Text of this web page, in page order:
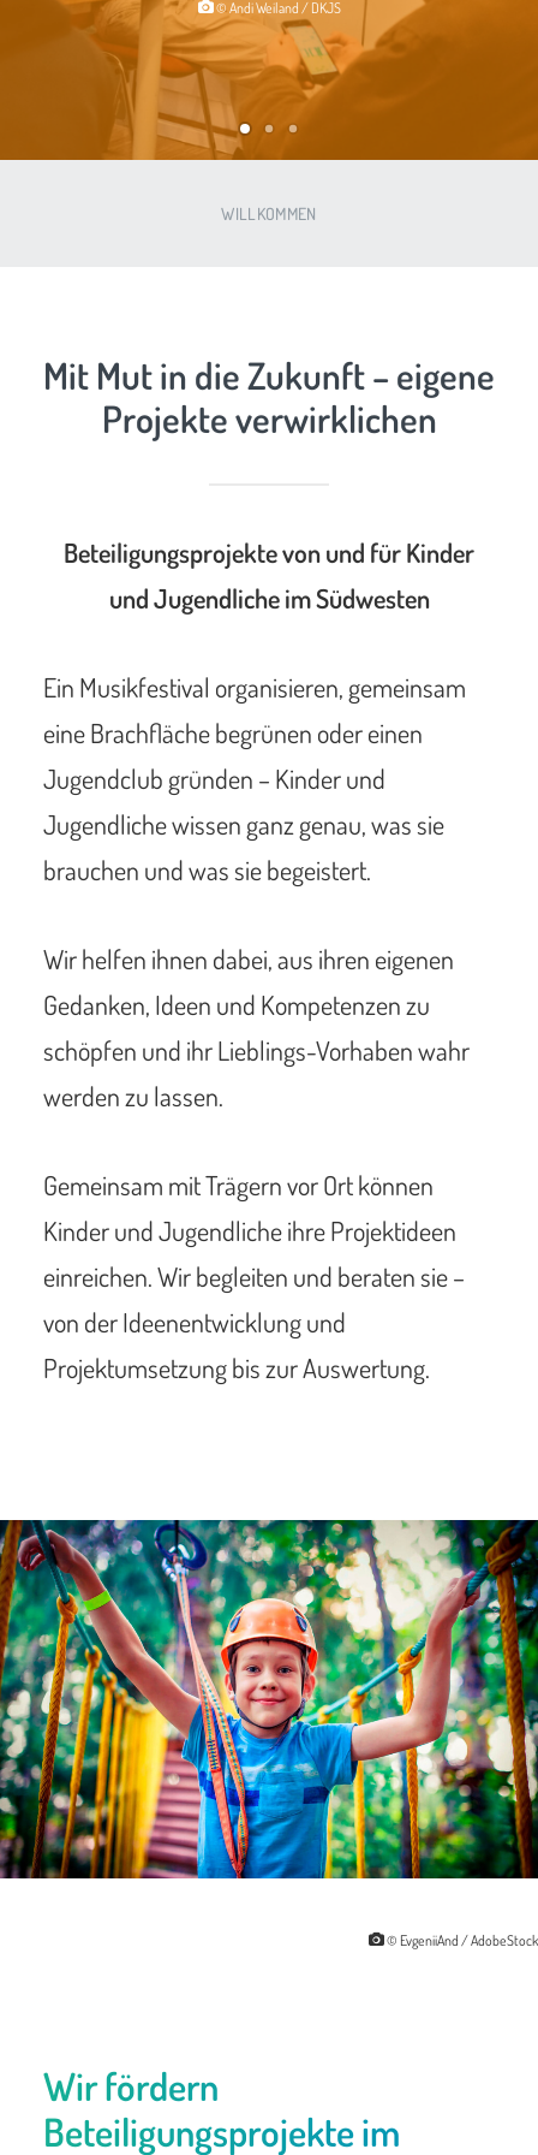
© Andi Weiland / DKJS
WILLKOMMEN
Mit Mut in die Zukunft – eigene
Projekte verwirklichen
Beteiligungsprojekte von und für Kinder
und Jugendliche im Südwesten
Ein Musikfestival organisieren, gemeinsam
eine Brachfläche begrünen oder einen
Jugendclub gründen – Kinder und
Jugendliche wissen ganz genau, was sie
brauchen und was sie begeistert.
Wir helfen ihnen dabei, aus ihren eigenen
Gedanken, Ideen und Kompetenzen zu
schöpfen und ihr Lieblings-Vorhaben wahr
werden zu lassen.
Gemeinsam mit Trägern vor Ort können
Kinder und Jugendliche ihre Projektideen
einreichen. Wir begleiten und beraten sie –
von der Ideenentwicklung und
Projektumsetzung bis zur Auswertung.
© EvgeniiAnd / AdobeStock
Wir fördern
Beteiligungsprojekte im